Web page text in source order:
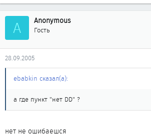
A Anonymous
Гость
28.09.2005
ebabkin сказал(а):
а где пункт "нет DD" ?
нет не ошибаешся